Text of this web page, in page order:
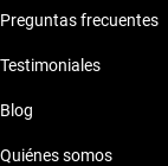
Preguntas frecuentes
Testimoniales
Blog
Quiénes somos